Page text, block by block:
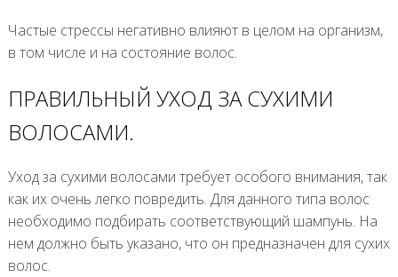
Частые стрессы негативно влияют в целом на организм,
в том числе и на состояние волос.
ПРАВИЛЬНЫЙ УХОД ЗА СУХИМИ
ВОЛОСАМИ.
Уход за сухими волосами требует особого внимания, так
как их очень легко повредить. Для данного типа волос
необходимо подбирать соответствующий шампунь. На
нем должно быть указано, что он предназначен для сухих
волос.